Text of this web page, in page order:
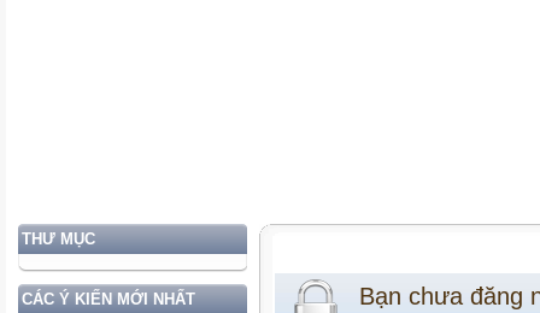
THƯ MỤC
CÁC Ý KIẾN MỚI NHẤT Bạn chưa đăng